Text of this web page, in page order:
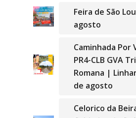
Feira de São
agosto
Caminhada Por
PR4-CLB GVA
Romana |
de agosto
Celorico da